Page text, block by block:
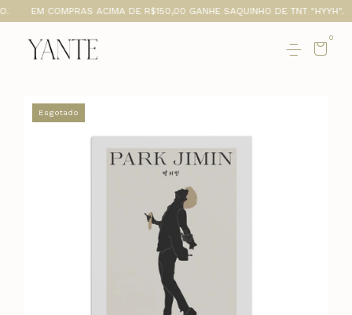
EM COMPRAS ACIMA DE R$150,00 GANHE SAQUINHO DE TNT "HYYH".
0
Esgotado